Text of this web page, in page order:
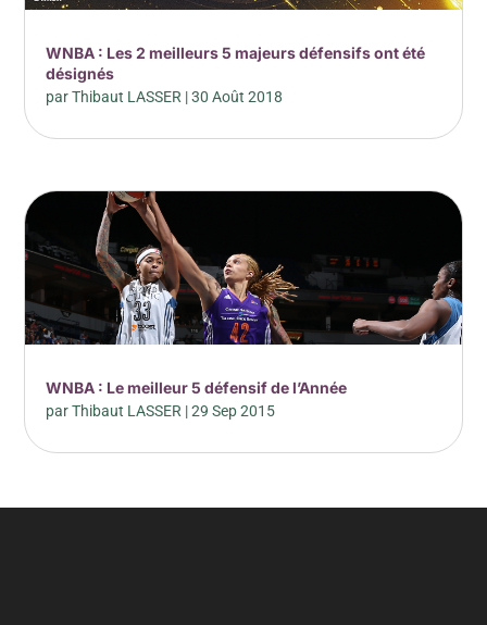
WNBA : Les 2 meilleurs 5 majeurs défensifs ont été
désignés
parThibaut LASSER |30 Août 2018
WNBA : Le meilleur 5 défensif de l’Année
parThibaut LASSER |29 Sep 2015